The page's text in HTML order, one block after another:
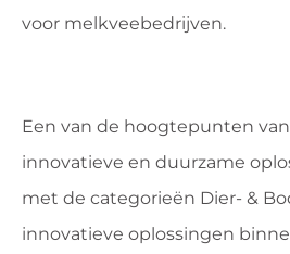
voor melkveebedrijven.
Een van de hoogtepunten
innovatieve en duurzame
met de categorieën Dier- &
innovatieve oplossingen